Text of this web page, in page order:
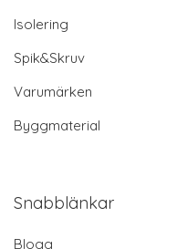
Isolering
Spik&Skruv
Varumärken
Byggmaterial
Snabblänkar
Blogg